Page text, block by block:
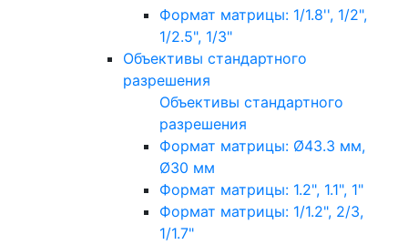
Формат матрицы: 1/1.8'', 1/2",
1/2.5", 1/3"
Объективы стандартного
разрешения
Объективы стандартного
разрешения
Формат матрицы: Ø43.3 мм,
Ø30 мм
Формат матрицы: 1.2", 1.1", 1"
Формат матрицы: 1/1.2", 2/3,
1/1.7"